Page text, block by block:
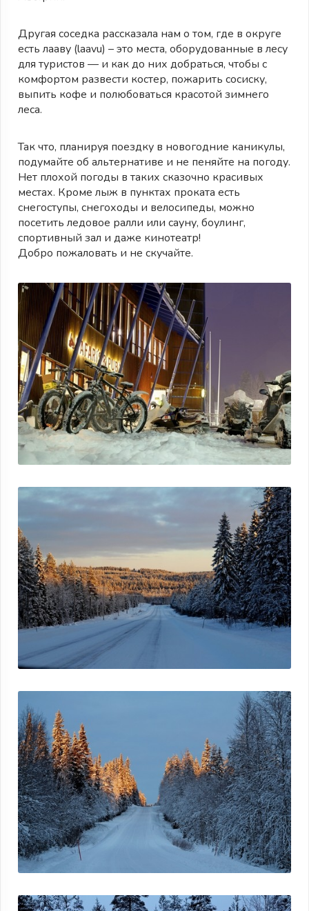
Другая соседка рассказала нам о том, где в округе
есть лааву (laavu) – это места, оборудованные в лесу
для туристов — и как до них добраться, чтобы с
комфортом развести костер, пожарить сосиску,
выпить кофе и полюбоваться красотой зимнего
леса.
Так что, планируя поездку в новогодние каникулы,
подумайте об альтернативе и не пеняйте на погоду.
Нет плохой погоды в таких сказочно красивых
местах. Кроме лыж в пунктах проката есть
снегоступы, снегоходы и велосипеды, можно
посетить ледовое ралли или сауну, боулинг,
спортивный зал и даже кинотеатр!
Добро пожаловать и не скучайте.